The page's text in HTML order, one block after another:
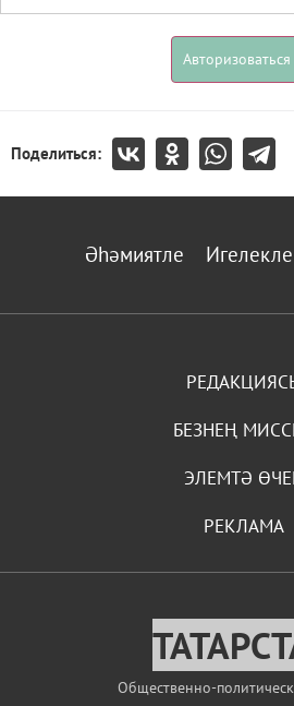
Авторизоваться
Поделиться:
Әһәмиятле Игелекле
БЕЗНЕҢ
ЭЛЕМТӘ
РЕКЛАМА
Общественно-